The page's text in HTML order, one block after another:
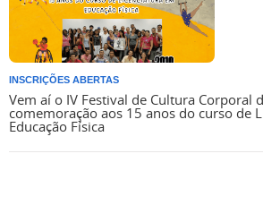
INSCRIÇÕES ABERTAS
Vem aí o IV Festival de Cultura Corporal
comemoração aos 15 anos do curso de
Educação Física